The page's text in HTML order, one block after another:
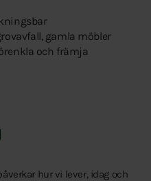
gamla möbler
och främja
hur vi lever, idag och